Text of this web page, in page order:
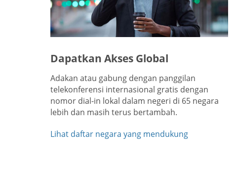
Dapatkan Akses Global
Adakan atau gabung dengan panggilan
telekonferensi internasional gratis dengan
nomor dial-in lokal dalam negeri di 65 negara
lebih dan masih terus bertambah.
Lihat daftar negara yang mendukung